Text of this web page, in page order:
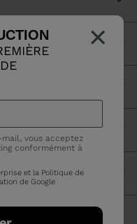
×
vous acceptez
conformément à
et la Politique de
de Google